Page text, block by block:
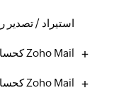
استيراد / تصدير
Zoho Mail كحساب POP
Zoho Mail كحساب IMAP